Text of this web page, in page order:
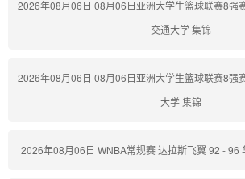
2026年08月06日 08月06日亚洲大学生篮球联赛8强
交通大学 集锦
2026年08月06日 08月06日亚洲大学生篮球联赛8强
大学 集锦
2026年08月06日 WNBA常规赛 达拉斯飞翼 92 - 96